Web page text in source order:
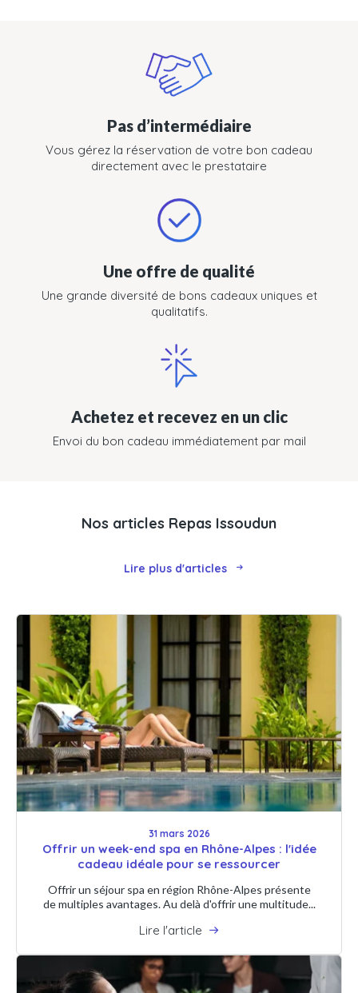
Pas d’intermédiaire
Vous gérez la réservation de votre bon cadeau
directement avec le prestataire
Une offre de qualité
Une grande diversité de bons cadeaux uniques et
qualitatifs.
Achetez et recevez en un clic
Envoi du bon cadeau immédiatement par mail
Nos articles Repas Issoudun
Lire plus d'articles
31 mars 2026
Offrir un week-end spa en Rhône-Alpes : l'idée
cadeau idéale pour se ressourcer
Offrir un séjour spa en région Rhône-Alpes présente
de multiples avantages. Au delà d'offrir une multitude...
Lire l'article